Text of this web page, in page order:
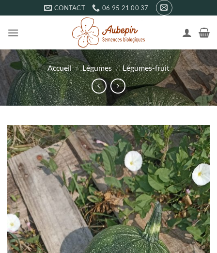
au
contenu
CONTACT 06 95 21 00 37
Accueil / Légumes / Légumes-fruit